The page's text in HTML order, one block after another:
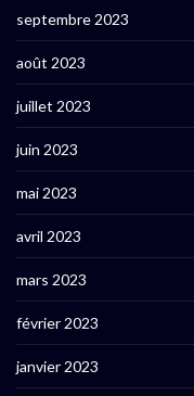
septembre 2023
août 2023
juillet 2023
juin 2023
mai 2023
avril 2023
mars 2023
février 2023
janvier 2023